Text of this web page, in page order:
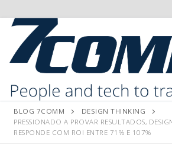
BLOG 7COMM
DESIGN THINKING
PRESSIONADO A PROVAR RESULTADOS,
RESPONDE COM ROI ENTRE 71% E 107%